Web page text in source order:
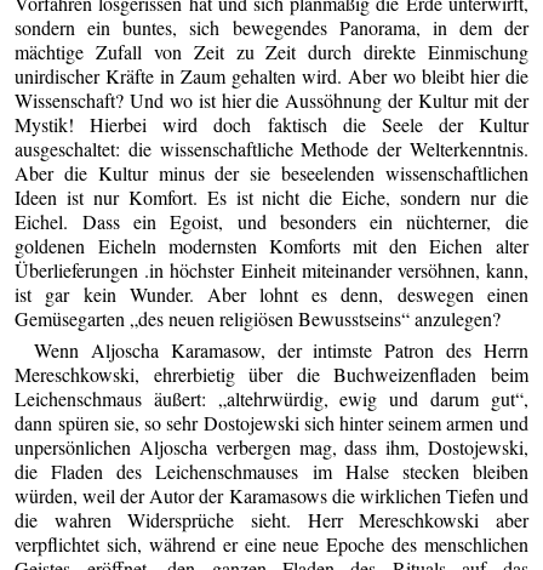
sondern ein buntes, sich bewegendes Panorama, in dem der
mächtige Zufall von Zeit zu Zeit durch direkte Einmischung
unirdischer Kräfte in Zaum gehalten wird. Aber wo bleibt hier die
Wissenschaft? Und wo ist hier die Aussöhnung der Kultur mit der
Mystik! Hierbei wird doch faktisch die Seele der Kultur
ausgeschaltet: die wissenschaftliche Methode der Welterkenntnis.
Aber die Kultur minus der sie beseelenden wissenschaftlichen
Ideen ist nur Komfort. Es ist nicht die Eiche, sondern nur die
Eichel. Dass ein Egoist, und besonders ein nüchterner, die
goldenen Eicheln modernsten Komforts mit den Eichen alter
Überlieferungen .in höchster Einheit miteinander versöhnen, kann,
ist gar kein Wunder. Aber lohnt es denn, deswegen einen
Gemüsegarten „des neuen religiösen Bewusstseins“ anzulegen?
Wenn Aljoscha Karamasow, der intimste Patron des Herrn
Mereschkowski, ehrerbietig über die Buchweizenfladen beim
Leichenschmaus äußert: „altehrwürdig, ewig und darum gut“,
dann spüren sie, so sehr Dostojewski sich hinter seinem armen und
unpersönlichen Aljoscha verbergen mag, dass ihm, Dostojewski,
die Fladen des Leichenschmauses im Halse stecken bleiben
würden, weil der Autor der Karamasows die wirklichen Tiefen und
die wahren Widersprüche sieht. Herr Mereschkowski aber
verpflichtet sich, während er eine neue Epoche des menschlichen